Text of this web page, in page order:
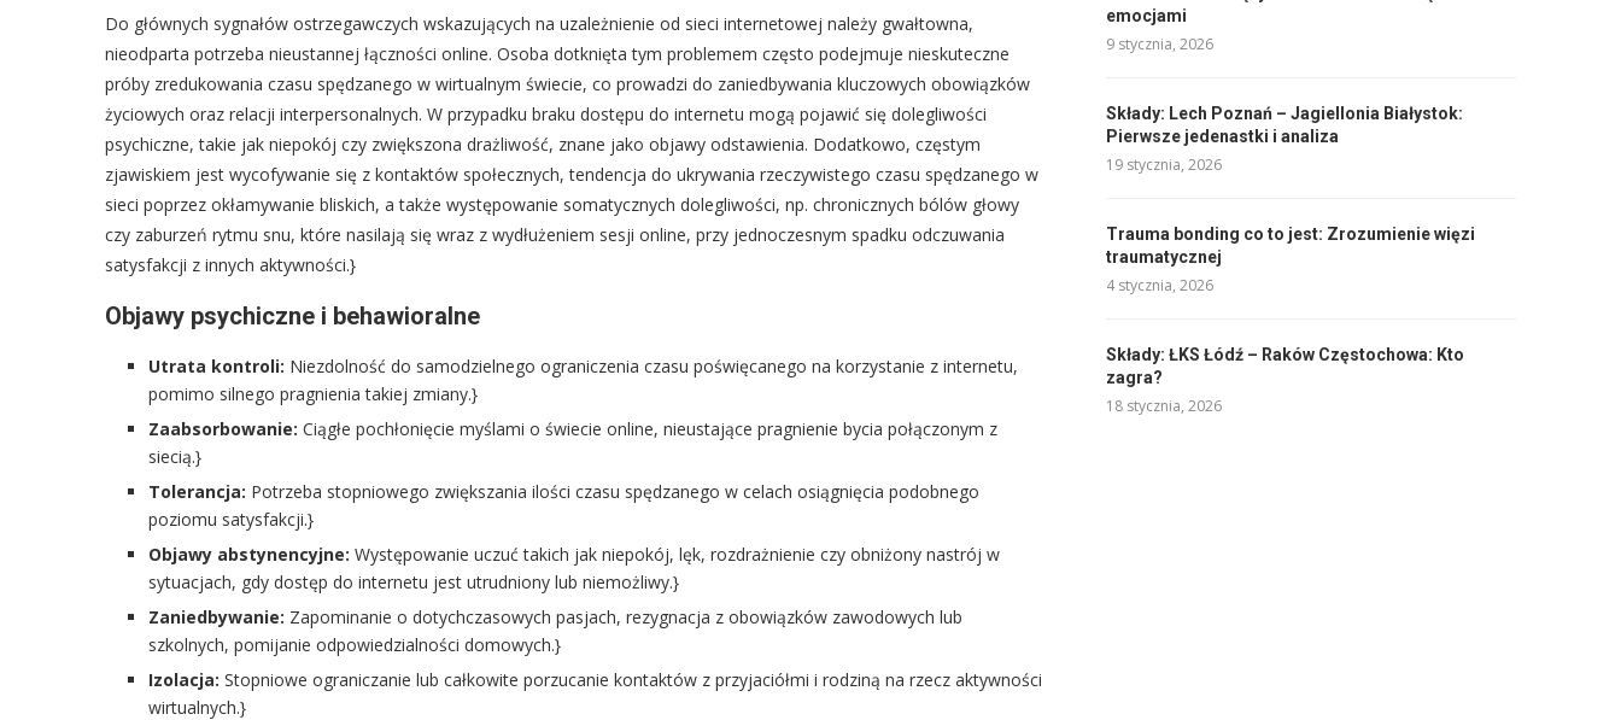
Do głównych sygnałów ostrzegawczych wskazujących na uzależnienie od sieci internetowej należy gwałtowna,
nieodparta potrzeba nieustannej łączności online. Osoba dotknięta tym problemem często podejmuje nieskuteczne
próby zredukowania czasu spędzanego w wirtualnym świecie, co prowadzi do zaniedbywania kluczowych obowiązków
życiowych oraz relacji interpersonalnych. W przypadku braku dostępu do internetu mogą pojawić się dolegliwości
psychiczne, takie jak niepokój czy zwiększona drażliwość, znane jako objawy odstawienia. Dodatkowo, częstym
zjawiskiem jest wycofywanie się z kontaktów społecznych, tendencja do ukrywania rzeczywistego czasu spędzanego w
sieci poprzez okłamywanie bliskich, a także występowanie somatycznych dolegliwości, np. chronicznych bólów głowy
czy zaburzeń rytmu snu, które nasilają się wraz z wydłużeniem sesji online, przy jednoczesnym spadku odczuwania
satysfakcji z innych aktywności.}
Objawy psychiczne i behawioralne
Utrata kontroli: Niezdolność do samodzielnego ograniczenia czasu poświęcanego na korzystanie z internetu,
pomimo silnego pragnienia takiej zmiany.}
Zaabsorbowanie: Ciągłe pochłonięcie myślami o świecie online, nieustające pragnienie bycia połączonym z
siecią.}
Tolerancja: Potrzeba stopniowego zwiększania ilości czasu spędzanego w celach osiągnięcia podobnego
poziomu satysfakcji.}
Objawy abstynencyjne: Występowanie uczuć takich jak niepokój, lęk, rozdrażnienie czy obniżony nastrój w
sytuacjach, gdy dostęp do internetu jest utrudniony lub niemożliwy.}
Zaniedbywanie: Zapominanie o dotychczasowych pasjach, rezygnacja z obowiązków zawodowych lub
szkolnych, pomijanie odpowiedzialności domowych.}
Izolacja: Stopniowe ograniczanie lub całkowite porzucanie kontaktów z przyjaciółmi i rodziną na rzecz aktywności
wirtualnych.}
emocjami
9 stycznia, 2026
Składy: Lech Poznań – Jagiellonia Białystok:
Pierwsze jedenastki i analiza
19 stycznia, 2026
Trauma bonding co to jest: Zrozumienie więzi
traumatycznej
4 stycznia, 2026
Składy: ŁKS Łódź – Raków Częstochowa: Kto
zagra?
18 stycznia, 2026